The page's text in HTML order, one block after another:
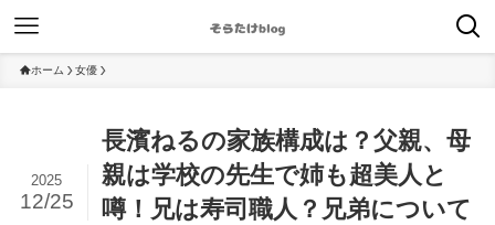
ホーム 女優
長濱ねるの家族構成は？父親、母
親は学校の先生で姉も超美人と
噂！兄は寿司職人？兄弟について
2025
12/25